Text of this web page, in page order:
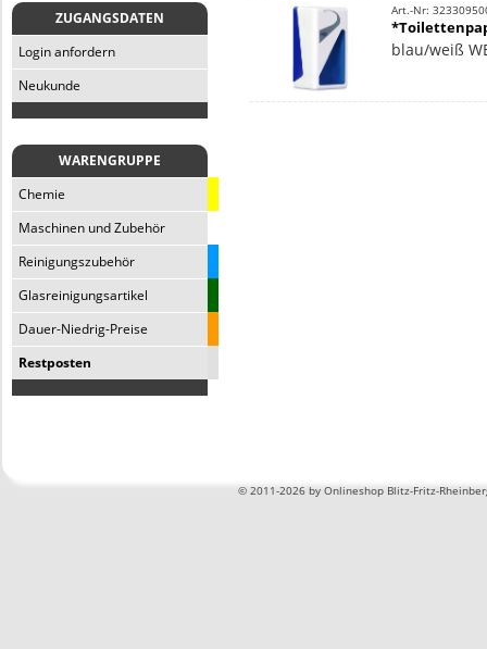
ZUGANGSDATEN
Login anfordern
Neukunde
WARENGRUPPE
Chemie
Maschinen und Zubehör
Reinigungszubehör
Glasreinigungsartikel
Dauer-Niedrig-Preise
Restposten
Art.-Nr:
blau/weiß
© 2011-2026 by Onlineshop Blitz-Fritz-